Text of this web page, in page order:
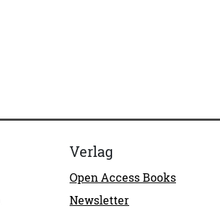
Verlag
Open Access Books
Newsletter